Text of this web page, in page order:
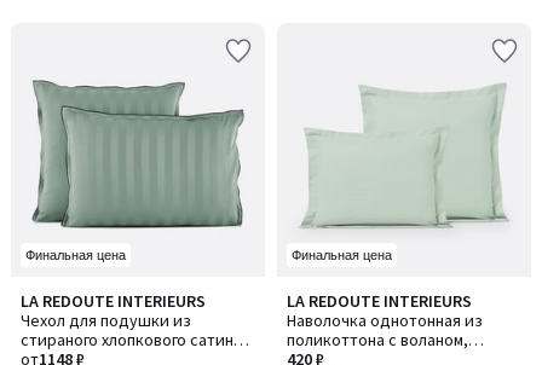
Финальная цена
LA REDOUTE INTERIEURS
Чехол для подушки из
стираного хлопкового сатина
плотностью 118 нитей/см²,
от1148 ₽
4,2
/ 5
Количество
цветов:
3
Финальная цена
LA REDOUTE INTERIEURS
Наволочка однотонная из
поликоттона с воланом,
Scenario / Сценарио
420 ₽
4,2
/ 5